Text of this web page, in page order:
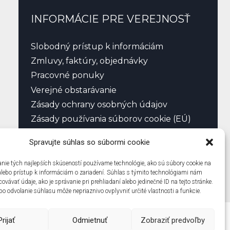
Spravujte súhlas so súbormi cookie
tých najlepších skúseností používame technológie, ako sú súbory cookie na
prístup k informáciám o zariadení. Súhlas s týmito technológiami nám
údaje, ako je správanie pri prehliadaní alebo jedinečné ID na tejto stránke.
odvolanie súhlasu môže nepriaznivo ovplyvniť určité vlastnosti a funkcie.
Odmietnuť Zobraziť predvoľby
INFORMÁCIE PRE VEREJNOSŤ
Slobodný prístup k informáciám
Zmluvy, faktúry, objednávky
Pracovné ponuky
Verejné obstarávanie
Zásady ochrany osobných údajov
Zásady používania súborov cookie (EÚ)